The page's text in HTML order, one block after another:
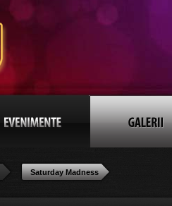
Saturday Madness